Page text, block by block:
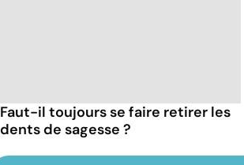
Faut-il toujours se faire retirer les
dents de sagesse ?